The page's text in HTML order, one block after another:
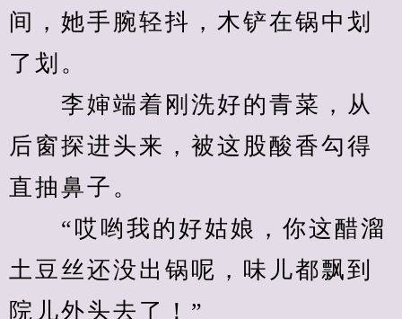
间，她手腕轻抖，木铲在锅中划
了划。
李婶端着刚洗好的青菜，从
后窗探进头来，被这股酸香勾得
直抽鼻子。
“哎哟我的好姑娘，你这醋溜
土豆丝还没出锅呢，味儿都飘到
院儿外头去了！”